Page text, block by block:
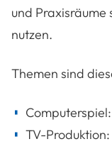
und Praxisräume
nutzen.
Themen sind
TV-